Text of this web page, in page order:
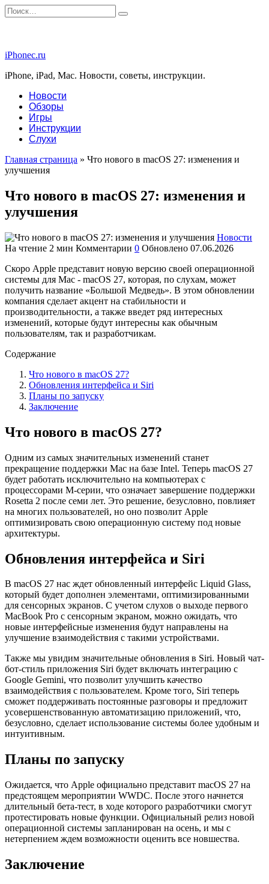
Перейти
к
Search
for:
iPhonec.ru
iPhone, iPad, Mac. Новости, советы, инструкции.
Новости
Обзоры
Игры
Инструкции
Слухи
Главная страница » Что нового в macOS 27: изменения и
улучшения
Что нового в macOS 27: изменения и
улучшения
Новости
На чтение 2 мин Комментарии 0 Обновлено 07.06.2026
Скоро Apple представит новую версию своей операционной
системы для Mac - macOS 27, которая, по слухам, может
получить название «Большой Медведь». В этом обновлении
компания сделает акцент на стабильности и
производительности, а также введет ряд интересных
изменений, которые будут интересны как обычным
пользователям, так и разработчикам.
Содержание
Что нового в macOS 27?
Обновления интерфейса и Siri
Планы по запуску
Заключение
Что нового в macOS 27?
Одним из самых значительных изменений станет
прекращение поддержки Mac на базе Intel. Теперь macOS 27
будет работать исключительно на компьютерах с
процессорами M-серии, что означает завершение поддержки
Rosetta 2 после семи лет. Это решение, безусловно, повлияет
на многих пользователей, но оно позволит Apple
оптимизировать свою операционную систему под новые
архитектуры.
Обновления интерфейса и Siri
В macOS 27 нас ждет обновленный интерфейс Liquid Glass,
который будет дополнен элементами, оптимизированными
для сенсорных экранов. С учетом слухов о выходе первого
MacBook Pro с сенсорным экраном, можно ожидать, что
новые интерфейсные изменения будут направлены на
улучшение взаимодействия с такими устройствами.
Также мы увидим значительные обновления в Siri. Новый чат-
бот-стиль приложения Siri будет включать интеграцию с
Google Gemini, что позволит улучшить качество
взаимодействия с пользователем. Кроме того, Siri теперь
сможет поддерживать постоянные разговоры и предложит
усовершенствованную автоматизацию приложений, что,
безусловно, сделает использование системы более удобным и
интуитивным.
Планы по запуску
Ожидается, что Apple официально представит macOS 27 на
предстоящем мероприятии WWDC. После этого начнется
длительный бета-тест, в ходе которого разработчики смогут
протестировать новые функции. Официальный релиз новой
операционной системы запланирован на осень, и мы с
нетерпением ждем возможности оценить все новшества.
Заключение